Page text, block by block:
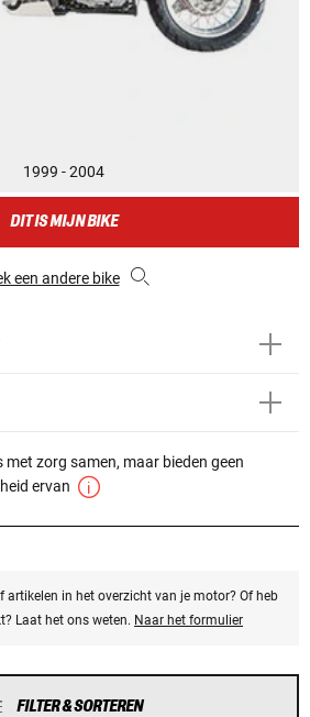
1999 - 2004
DIT IS MIJN BIKE
een andere bike
met zorg samen, maar bieden geen
ervan
artikelen in het overzicht van je motor? Of heb
Laat het ons weten. Naar het formulier
FILTER & SORTEREN